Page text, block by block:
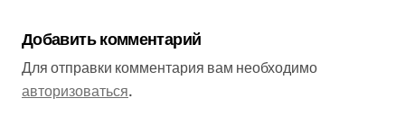
Добавить комментарий
Для отправки комментария вам необходимо
авторизоваться.